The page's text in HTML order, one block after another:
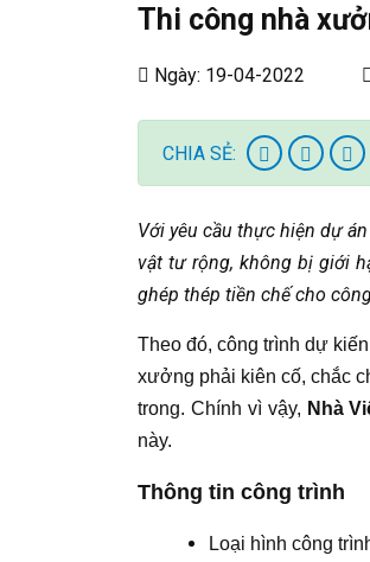
Thi công nhà
Ngày: 19-04-2022
CHIA SẺ:
Với yêu cầu thực hiện dự
vật tư rộng, không bị giới
ghép thép tiền chế cho
Theo đó, công trình dự
xưởng phải kiên cố, chắc
trong. Chính vì vậy, Nhà
này.
Thông tin công trình
Loại hình công